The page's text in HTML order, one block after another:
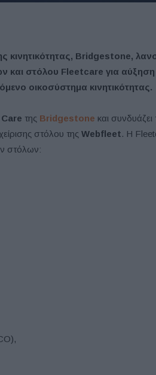
κινητικότητας, Bridgestone,
και στόλου Fleetcare για αύξηση
οικοσύστημα κινητικότητας.
της Bridgestone και συνδυάζει
στόλου της Webfleet. Η
στόλων: